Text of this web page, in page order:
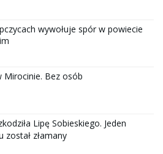
wywołuje spór w powiecie
Mirocinie. Bez osób
Lipę Sobieskiego. Jeden
został złamany